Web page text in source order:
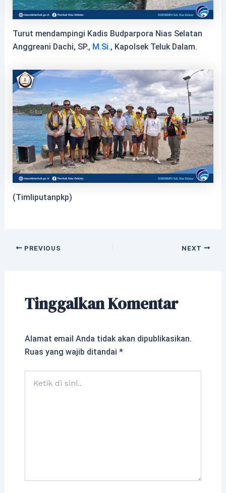
Turut mendampingi Kadis Budparpora Nias Selatan
Anggreani Dachi, SP., M.Si., Kapolsek Teluk Dalam.
(Timliputanpkp)
PREVIOUS NEXT
Tinggalkan Komentar
Alamat email Anda tidak akan dipublikasikan.
Ruas yang wajib ditandai *